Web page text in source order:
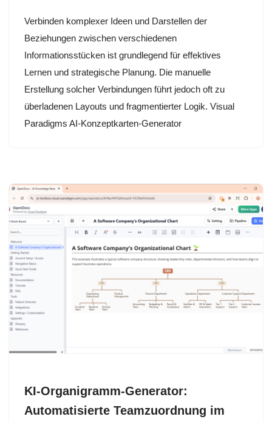
Verbinden komplexer Ideen und Darstellen der
Beziehungen zwischen verschiedenen
Informationsstücken ist grundlegend für effektives
Lernen und strategische Planung. Die manuelle
Erstellung solcher Verbindungen führt jedoch oft zu
überladenen Layouts und fragmentierter Logik. Visual
Paradigms AI-Konzeptkarten-Generator
KI-Organigramm-Generator:
Automatisierte Teamzuordnung im